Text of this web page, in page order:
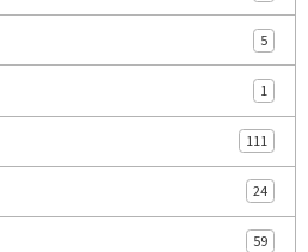
5
1
111
24
59